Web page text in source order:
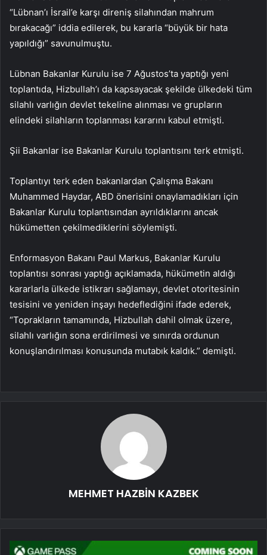
“Lübnan’ı İsrail’e karşı direniş silahından mahrum
bırakacağı” iddia edilerek, bu kararla “büyük bir hata
yapıldığı” savunulmuştu.
Lübnan Bakanlar Kurulu ise 7 Ağustos’ta yaptığı yeni
toplantıda, Hizbullah’ı da kapsayacak şekilde ülkedeki tüm
silahlı varlığın devlet tekeline alınması ve grupların
elindeki silahların toplanması kararını kabul etmişti.
Şii Bakanlar ise Bakanlar Kurulu toplantısını terk etmişti.
Toplantıyı terk eden bakanlardan Çalışma Bakanı
Muhammed Haydar, ABD önerisini onaylamadıkları için
Bakanlar Kurulu toplantısından ayrıldıklarını ancak
hükümetten çekilmediklerini söylemişti.
Enformasyon Bakanı Paul Markus, Bakanlar Kurulu
toplantısı sonrası yaptığı açıklamada, hükümetin aldığı
kararlarla ülkede istikrarı sağlamayı, devlet otoritesinin
tesisini ve yeniden inşayı hedeflediğini ifade ederek,
“Toprakların tamamında, Hizbullah dahil olmak üzere,
silahlı varlığın sona erdirilmesi ve sınırda ordunun
konuşlandırılması konusunda mutabık kaldık.” demişti.
MEHMET HAZBİN KAZBEK